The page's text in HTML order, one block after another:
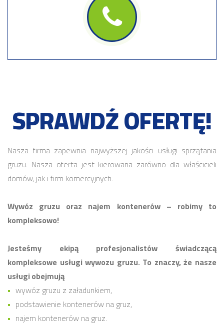
SPRAWDŹ OFERTĘ!
Nasza firma zapewnia najwyższej jakości usługi sprzątania
gruzu. Nasza oferta jest kierowana zarówno dla właścicieli
domów, jak i firm komercyjnych.
Wywóz gruzu oraz najem kontenerów – robimy to
kompleksowo!
Jesteśmy ekipą profesjonalistów świadczącą
kompleksowe usługi wywozu gruzu. To znaczy, że nasze
usługi obejmują
wywóz gruzu z załadunkiem,
podstawienie kontenerów na gruz,
najem kontenerów na gruz.